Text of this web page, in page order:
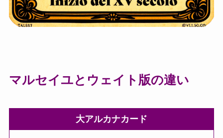
マルセイユとウェイト版の違い
大アルカナカード